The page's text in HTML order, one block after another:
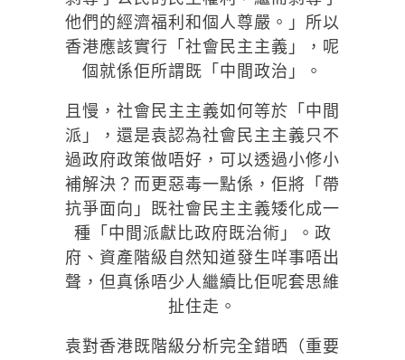
他們的經濟福利和個人尊嚴。」所以
香港應該實行「社會民主主義」，呢
個就係佢所謂既「中間政治」。
且慢，社會民主主義如何等於「中間
派」，還是袁認為社會民主主義只不
過政府政策做唔好，可以透過小修小
補解決？而更惡毒一點係，佢將「帶
抗爭面向」既社會民主主義矮化成一
種「中間派獻比政府既治術」。政
府、資產階級自然知道發生咩事唔出
聲，但真係唔少人繼續比佢呢套思維
扯住走。
袁對香港既階級分析完全錯晒（重要